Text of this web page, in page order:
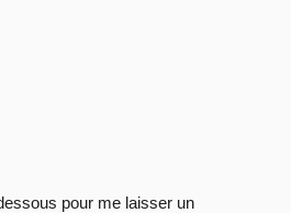
pour me laisser un